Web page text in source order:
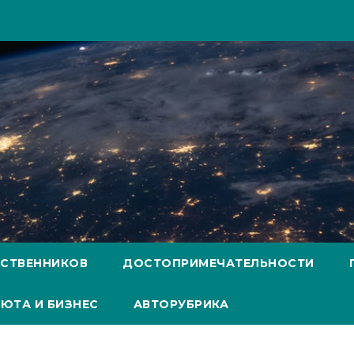
ДОСТОПРИМЕЧАТЕЛЬНОСТИ
И БИЗНЕС АВТОРУБРИКА